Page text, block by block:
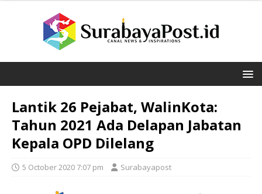
Lantik 26 Pejabat, WalinKota:
Tahun 2021 Ada Delapan Jabatan
Kepala OPD Dilelang
5 October 2020 7:07 pm Surabayapost